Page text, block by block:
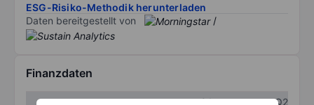
ESG-Risiko-Methodik herunterladen
Daten bereitgestellt von
/
Finanzdaten
Q1
Q2